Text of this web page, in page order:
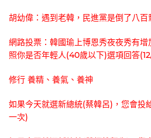
胡幼偉：遇到老韓，民進黨是倒了八百
網路投票：韓國瑜上博恩秀夜夜秀有
照你是否年輕人(40歲以下)選項回答
修行 養精、養氣、養神
如果今天就選新總統(蔡韓呂)，您會投
一次)